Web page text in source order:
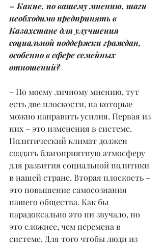
– Какие, по вашему мнению, шаги
необходимо предпринять в
Казахстане для улучшения
социальной поддержки граждан,
особенно в сфере семейных
отношений?
– По моему личному мнению, тут
есть две плоскости, на которые
можно направить усилия. Первая из
них – это изменения в системе.
Политический климат должен
создать благоприятную атмосферу
для развития социальной политики
в нашей стране. Вторая плоскость –
это повышение самосознания
нашего общества. Как бы
парадоксально это ни звучало, но
это сложнее, чем перемена в
системе. Для того чтобы люди из